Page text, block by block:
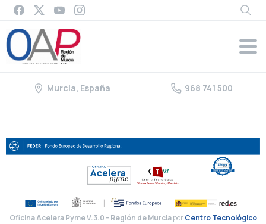
Murcia, España 968 741 500
Oficina Acelera Pyme V.3.0 - Región de MurciaporCentro Tecnológico